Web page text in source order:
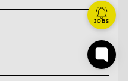
JOBS